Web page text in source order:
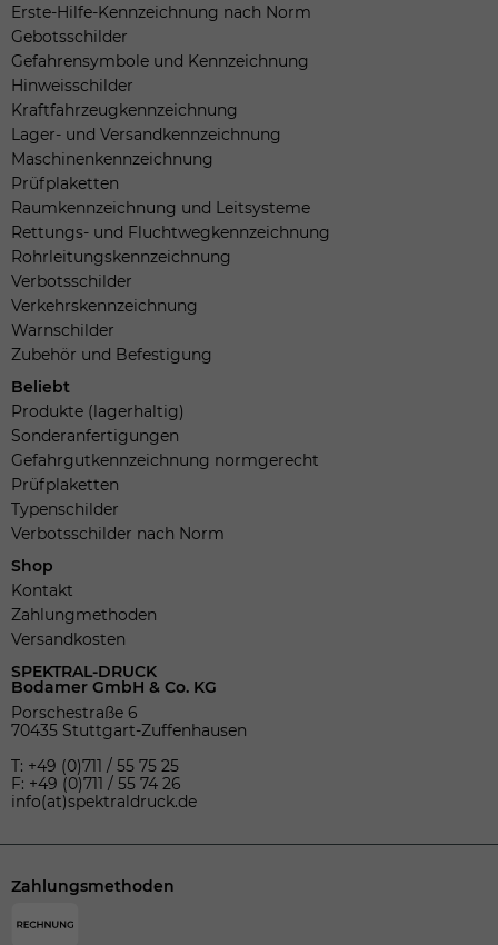
Erste-Hilfe-Kennzeichnung nach Norm
Gebotsschilder
Gefahrensymbole und Kennzeichnung
Hinweisschilder
Kraftfahrzeugkennzeichnung
Lager- und Versandkennzeichnung
Maschinenkennzeichnung
Prüfplaketten
Raumkennzeichnung und Leitsysteme
Rettungs- und Fluchtwegkennzeichnung
Rohrleitungskennzeichnung
Verbotsschilder
Verkehrskennzeichnung
Warnschilder
Zubehör und Befestigung
Beliebt
Produkte (lagerhaltig)
Sonderanfertigungen
Gefahrgutkennzeichnung normgerecht
Prüfplaketten
Typenschilder
Verbotsschilder nach Norm
Shop
Kontakt
Zahlungmethoden
Versandkosten
SPEKTRAL-DRUCK
Bodamer GmbH & Co. KG
Porschestraße 6
70435 Stuttgart-Zuffenhausen
T: +49 (0)711 / 55 75 25
F: +49 (0)711 / 55 74 26
info(at)spektraldruck.de
Zahlungsmethoden